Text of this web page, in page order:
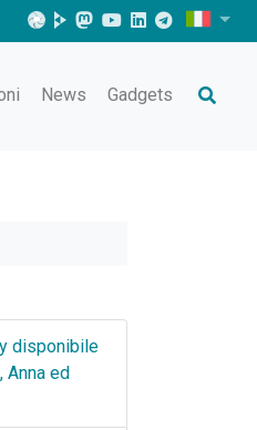
News Gadgets
disponibile
Anna ed